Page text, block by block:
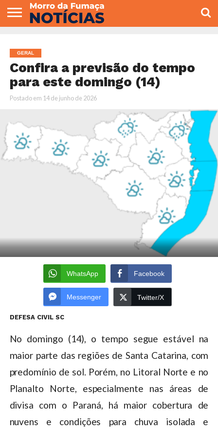
VEREADORES
GERAL
Confira a previsão do tempo
para este domingo (14)
Postado em 14 de junho de 2026
WhatsApp Facebook
Messenger Twitter/X
DEFESA CIVIL SC
No domingo (14), o tempo segue estável na
maior parte das regiões de Santa Catarina, com
predomínio de sol. Porém, no Litoral Norte e no
Planalto Norte, especialmente nas áreas de
divisa com o Paraná, há maior cobertura de
nuvens e condições para chuva isolada e